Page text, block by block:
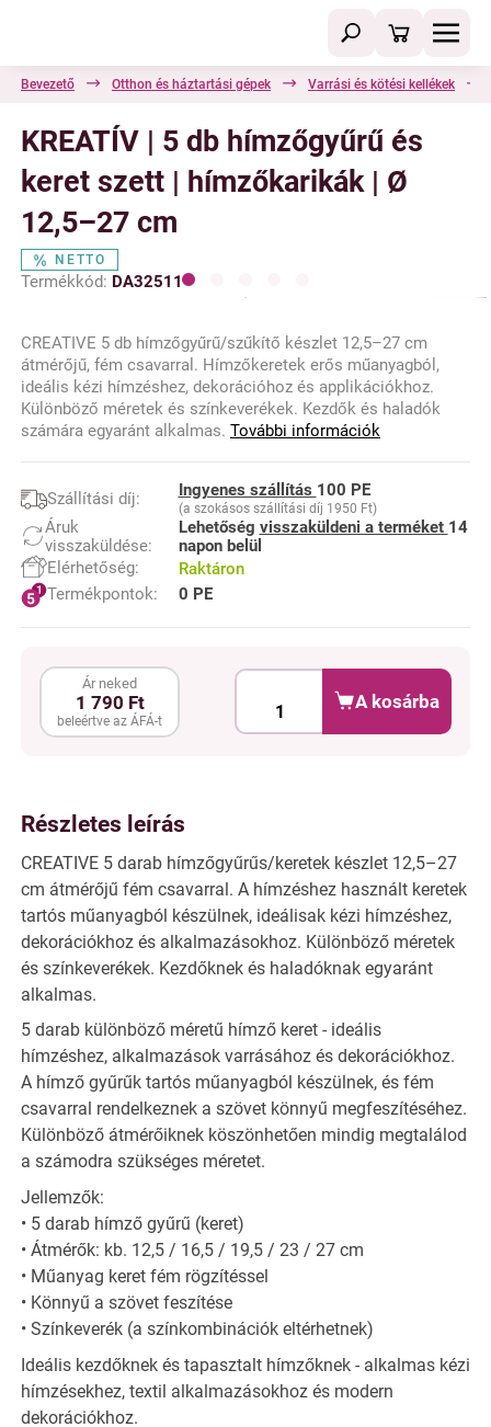
Bevezető Otthon és háztartási gépek Varrási és kötési kellékek
KREATÍV | 5 db hímzőgyűrű és
keret szett | hímzőkarikák | Ø
12,5–27 cm
NETTO
Termékkód: DA32511
CREATIVE 5 db hímzőgyűrű/szűkítő készlet 12,5–27 cm
átmérőjű, fém csavarral. Hímzőkeretek erős műanyagból,
ideális kézi hímzéshez, dekorációhoz és applikációkhoz.
Különböző méretek és színkeverékek. Kezdők és haladók
számára egyaránt alkalmas. További információk
Szállítási díj: Ingyenes szállítás 100 PE
(a szokásos szállítási díj 1950 Ft)
Áruk
visszaküldése:
Lehetőség visszaküldeni a terméket 14
napon belül
Elérhetőség:
Raktáron
Termékpontok:
0 PE
Ár neked
1 790 Ft
beleértve az ÁFÁ-t
A kosárba
Részletes leírás
CREATIVE 5 darab hímzőgyűrűs/keretek készlet 12,5–27
cm átmérőjű fém csavarral. A hímzéshez használt keretek
tartós műanyagból készülnek, ideálisak kézi hímzéshez,
dekorációkhoz és alkalmazásokhoz. Különböző méretek
és színkeverékek. Kezdőknek és haladóknak egyaránt
alkalmas.
5 darab különböző méretű hímző keret - ideális
hímzéshez, alkalmazások varrásához és dekorációkhoz.
A hímző gyűrűk tartós műanyagból készülnek, és fém
csavarral rendelkeznek a szövet könnyű megfeszítéséhez.
Különböző átmérőiknek köszönhetően mindig megtalálod
a számodra szükséges méretet.
Jellemzők:
• 5 darab hímző gyűrű (keret)
• Átmérők: kb. 12,5 / 16,5 / 19,5 / 23 / 27 cm
• Műanyag keret fém rögzítéssel
• Könnyű a szövet feszítése
• Színkeverék (a színkombinációk eltérhetnek)
Ideális kezdőknek és tapasztalt hímzőknek - alkalmas kézi
hímzésekhez, textil alkalmazásokhoz és modern
dekorációkhoz.